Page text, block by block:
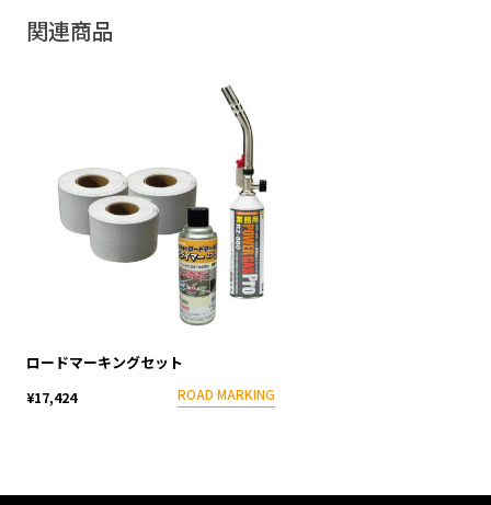
関連商品
ロードマーキングセット
ROAD MARKING
¥17,424